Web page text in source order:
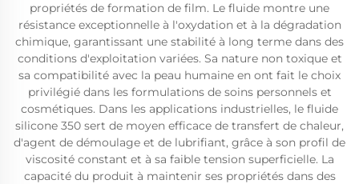
propriétés de formation de film. Le fluide montre une
résistance exceptionnelle à l'oxydation et à la dégradation
chimique, garantissant une stabilité à long terme dans des
conditions d'exploitation variées. Sa nature non toxique et
sa compatibilité avec la peau humaine en ont fait le choix
privilégié dans les formulations de soins personnels et
cosmétiques. Dans les applications industrielles, le fluide
silicone 350 sert de moyen efficace de transfert de chaleur,
d'agent de démoulage et de lubrifiant, grâce à son profil de
viscosité constant et à sa faible tension superficielle. La
capacité du produit à maintenir ses propriétés dans des